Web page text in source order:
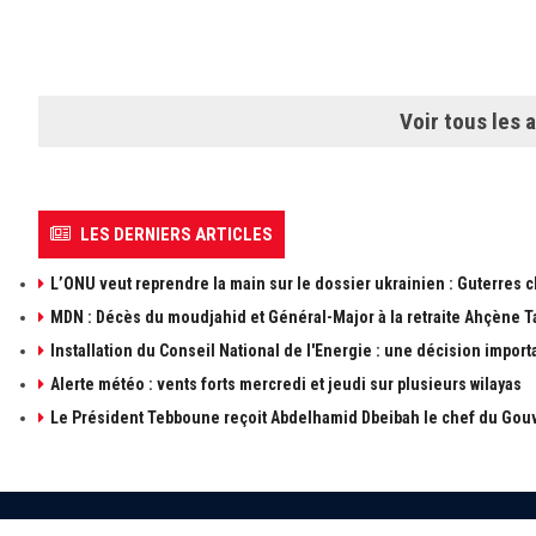
Voir tous les
LES DERNIERS ARTICLES
L’ONU veut reprendre la main sur le dossier ukrainien : Guterres
MDN : Décès du moudjahid et Général-Major à la retraite Ahçène
Installation du Conseil National de l'Energie : une décision
Alerte météo : vents forts mercredi et jeudi sur plusieurs wilayas
Le Président Tebboune reçoit Abdelhamid Dbeibah le chef du